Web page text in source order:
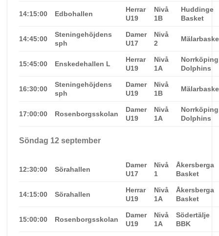
14:15:00 Edbohallen
Herrar
U19
Nivå
1B
Huddinge
Basket
14:45:00
Steningehöjdens
sph
Damer
U17
Nivå
2
15:45:00 Enskedehallen L
Herrar
U19
Nivå
1A
Norrköping
Dolphins
16:30:00
Steningehöjdens
sph
Damer
U19
Nivå
1B
17:00:00 Rosenborgsskolan
Damer
U19
Nivå
1A
Norrköping
Dolphins
Söndag 12 september
12:30:00 Sörahallen
Damer
U17
Nivå
1
Åkersberga
Basket
14:15:00 Sörahallen
Herrar
U19
Nivå
1A
Åkersberga
Basket
15:00:00 Rosenborgsskolan
Damer
U19
Nivå
1A
Södertälje
BBK